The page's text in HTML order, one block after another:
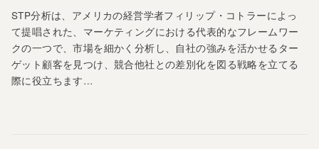
STP分析は、アメリカの経営学者フィリップ・コトラーによっ
て提唱された、マーケティングにおける代表的なフレームワー
クの一つで、市場を細かく分析し、自社の強みを活かせるター
ゲット顧客を見つけ、競合他社との差別化を図る戦略を立てる
際に役立ちます…